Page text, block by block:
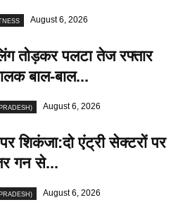
August 6, 2026
तोड़कर पलटा तेज रफ्तार
बाल-बाल...
August 6, 2026
शिकंजा:दो एंट्री सेक्टरों पर
गन से...
August 6, 2026